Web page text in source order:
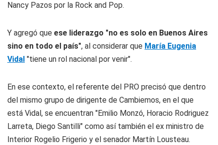
Nancy Pazos por la Rock and Pop.
Y agregó que ese liderazgo "no es solo en Buenos Aires
sino en todo el país", al considerar que María Eugenia
Vidal "tiene un rol nacional por venir".
En ese contexto, el referente del PRO precisó que dentro
del mismo grupo de dirigente de Cambiemos, en el que
está Vidal, se encuentran "Emilio Monzó, Horacio Rodriguez
Larreta, Diego Santilli" como así también el ex ministro de
Interior Rogelio Frigerio y el senador Martín Lousteau.